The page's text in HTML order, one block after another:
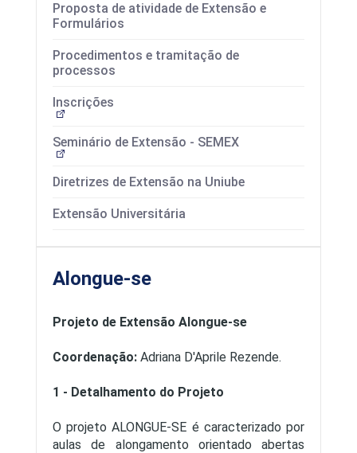
Proposta de atividade de Extensão e
Formulários
Procedimentos e tramitação de
processos
Inscrições
Seminário de Extensão - SEMEX
Diretrizes de Extensão na Uniube
Extensão Universitária
Alongue-se
Projeto de Extensão Alongue-se
Coordenação: Adriana D'Aprile Rezende.
1 - Detalhamento do Projeto
O projeto ALONGUE-SE é caracterizado por
aulas de alongamento orientado abertas